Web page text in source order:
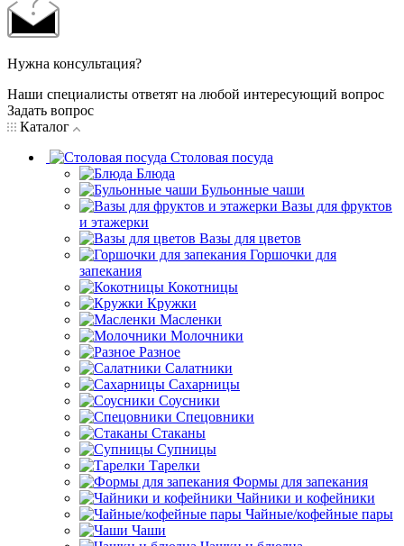
Нужна консультация?
Наши специалисты ответят на любой интересующий вопрос
Задать вопрос
Каталог
Столовая посуда
Блюда
Бульонные чаши
Вазы для фруктов
и этажерки
Вазы для цветов
Горшочки для
запекания
Кокотницы
Кружки
Масленки
Молочники
Разное
Салатники
Сахарницы
Соусники
Спецовники
Стаканы
Супницы
Тарелки
Формы для запекания
Чайники и кофейники
Чайные/кофейные пары
Чаши